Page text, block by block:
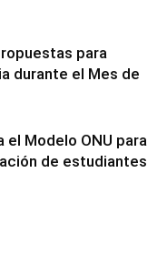
para
durante el Mes de
el Modelo ONU para
de estudiantes